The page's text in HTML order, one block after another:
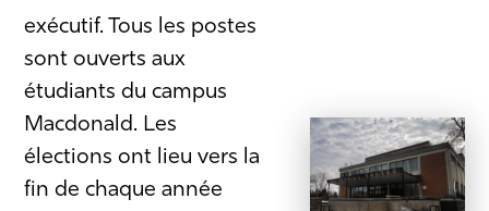
exécutif. Tous les postes
sont ouverts aux
étudiants du campus
Macdonald. Les
élections ont lieu vers la
fin de chaque année